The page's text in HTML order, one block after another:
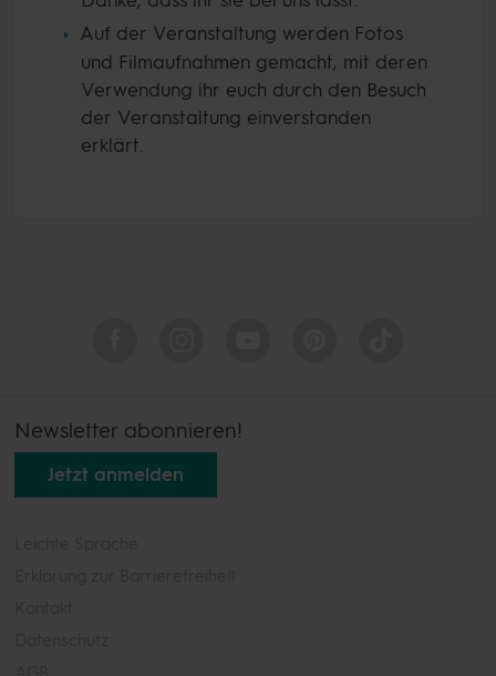
Auf der Veranstaltung werden Fotos
und Filmaufnahmen gemacht, mit deren
Verwendung ihr euch durch den Besuch
der Veranstaltung einverstanden
erklärt.
Newsletter abonnieren!
Jetzt anmelden